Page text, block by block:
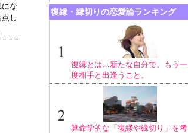
な
し
復縁・縁切りの恋愛論ランキング
復縁とは…新たな自分で、もう一
度相手と出逢うこと。
算命学的な「復縁や縁切り」を考